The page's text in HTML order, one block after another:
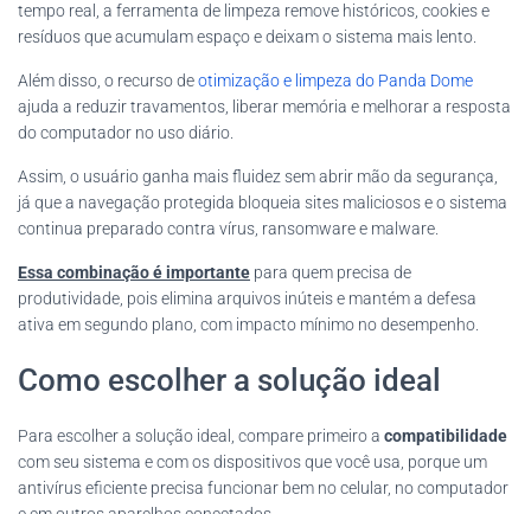
tempo real, a ferramenta de limpeza remove históricos, cookies e
resíduos que acumulam espaço e deixam o sistema mais lento.
Além disso, o recurso deotimização e limpeza do Panda Dome
ajuda a reduzir travamentos, liberar memória e melhorar a resposta
do computador no uso diário.
Assim, o usuário ganha mais fluidez sem abrir mão da segurança,
já que a navegação protegida bloqueia sites maliciosos e o sistema
continua preparado contra vírus, ransomware e malware.
Essa combinação é importante para quem precisa de
produtividade, pois elimina arquivos inúteis e mantém a defesa
ativa em segundo plano, com impacto mínimo no desempenho.
Como escolher a solução ideal
Para escolher a solução ideal, compare primeiro a compatibilidade
com seu sistema e com os dispositivos que você usa, porque um
antivírus eficiente precisa funcionar bem no celular, no computador